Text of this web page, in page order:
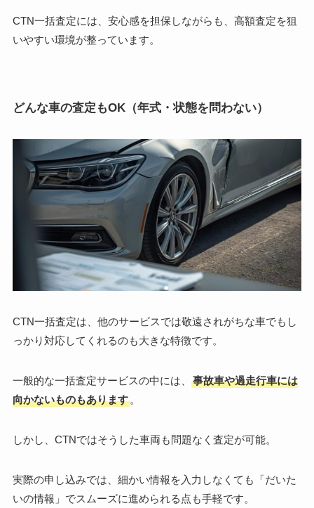
CTN一括査定には、安心感を担保しながらも、高額査定を狙
いやすい環境が整っています。
どんな車の査定もOK（年式・状態を問わない）
CTN一括査定は、他のサービスでは敬遠されがちな車でもし
っかり対応してくれるのも大きな特徴です。
一般的な一括査定サービスの中には、
事故車や過走行車には
向かないものもあります。
しかし、CTNではそうした車両も問題なく査定が可能。
実際の申し込みでは、細かい情報を入力しなくても「だいた
いの情報」でスムーズに進められる点も手軽です。